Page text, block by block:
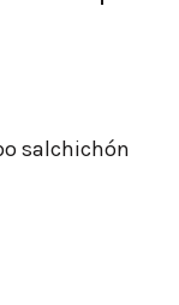
salchichón